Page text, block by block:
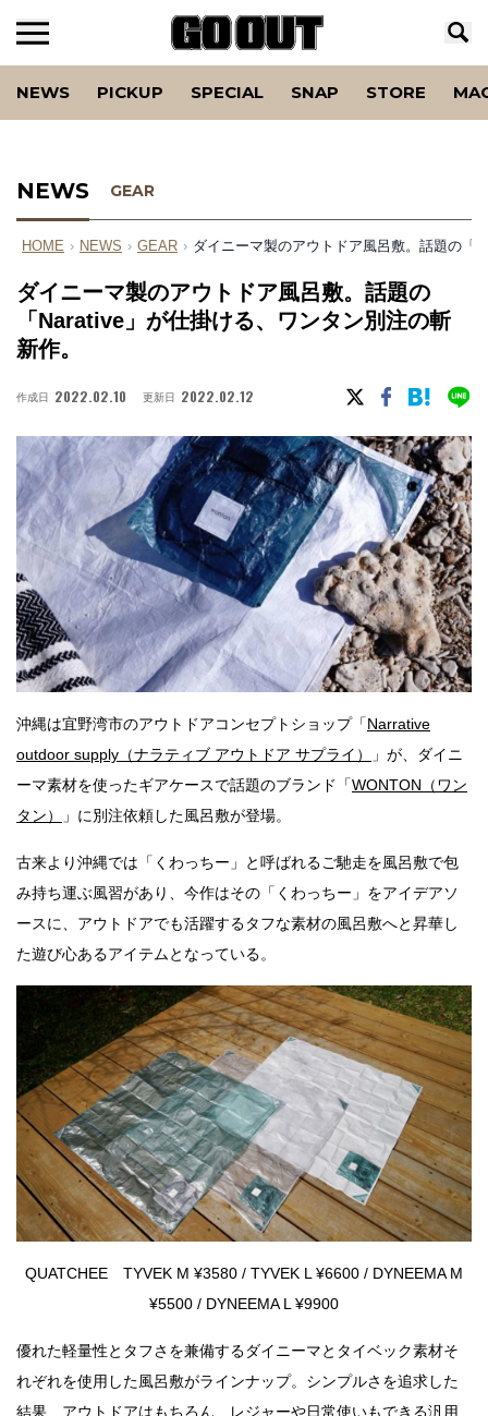
NEWS PICKUP SPECIAL SNAP STORE
NEWS GEAR
HOME › NEWS › GEAR › ダイニーマ製のアウトドア風呂敷。話題の「
ダイニーマ製のアウトドア風呂敷。話題の
「Narative」が仕掛ける、ワンタン別注の斬
新作。
作成日 2022.02.10 更新日 2022.02.12
沖縄は宜野湾市のアウトドアコンセプトショップ「Narrative
outdoor supply（ナラティブ アウトドア サプライ）
」が、ダイニ
ーマ素材を使ったギアケースで話題のブランド「WONTON（ワン
タン）
」に別注依頼した風呂敷が登場。
古来より沖縄では「くわっちー」と呼ばれるご馳走を風呂敷で包
み持ち運ぶ風習があり、今作はその「くわっちー」をアイデアソ
ースに、アウトドアでも活躍するタフな素材の風呂敷へと昇華し
た遊び心あるアイテムとなっている。
QUATCHEE TYVEK M ¥3580 / TYVEK L ¥6600 / DYNEEMA M
¥5500 / DYNEEMA L ¥9900
優れた軽量性とタフさを兼備するダイニーマとタイベック素材そ
れぞれを使用した風呂敷がラインナップ。シンプルさを追求した
結果、アウトドアはもちろん、レジャーや日常使いもできる汎用